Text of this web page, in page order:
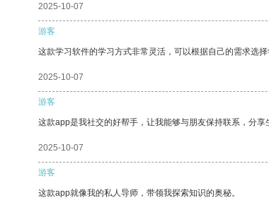
2025-10-07
游客
这款学习软件的学习方式非常灵活，可以根据自己的需求选
2025-10-07
游客
这款app是我社交的好帮手，让我能够与朋友保持联系，分享
2025-10-07
游客
这款app就像我的私人导师，带领我探索知识的奥秘。